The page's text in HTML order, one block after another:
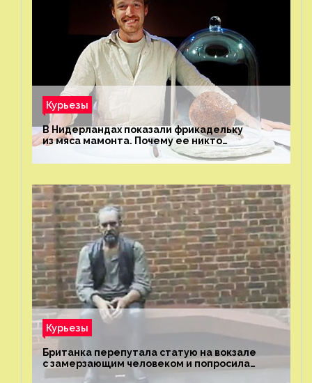
Курьезы
В Нидерландах показали фрикадельку
из мяса мамонта. Почему ее никто
Курьезы
Британка перепутала статую на вокзале
с замерзающим человеком и попросила
о помощи